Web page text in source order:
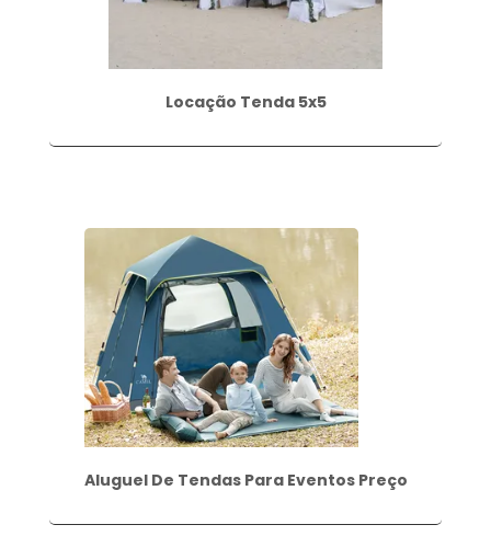
Locação Tenda 5x5
Aluguel De Tendas Para Eventos Preço